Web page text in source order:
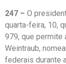
247 – O
quarta-feira, 10,
979, que permite
Weintraub,
federais durante